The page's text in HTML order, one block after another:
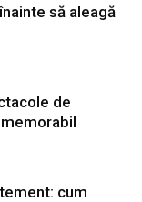
să aleagă
de
cum